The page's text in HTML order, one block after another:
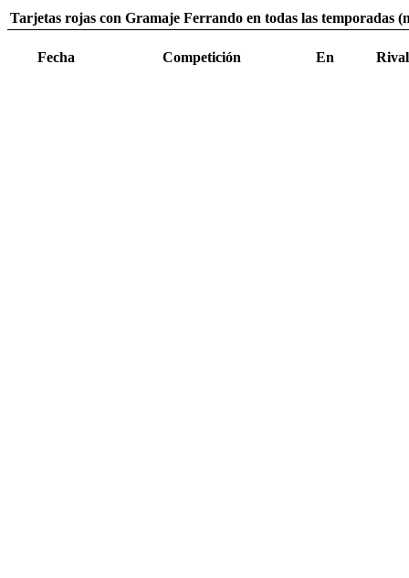
Tarjetas rojas con Gramaje Ferrando en todas las temporadas
Fecha Competición En Rival